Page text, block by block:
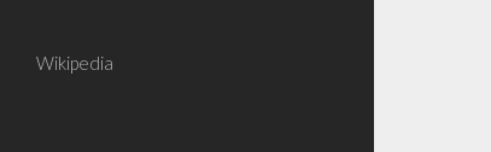
Wikipedia